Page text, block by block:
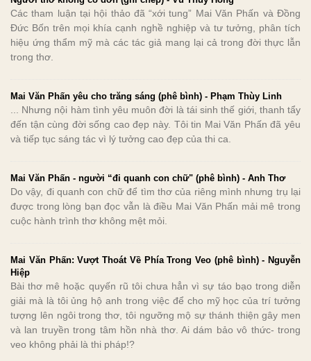
Các tham luận tại hội thảo đã “xới tung” Mai Văn Phấn và Đồng
Đức Bốn trên mọi khía cạnh nghề nghiệp và tư tưởng, phân tích
hiệu ứng thẩm mỹ mà các tác giả mang lại cả trong đời thực lẫn
trong thơ.
Mai Văn Phấn yêu cho trăng sáng (phê bình) - Phạm Thùy Linh
... Nhưng nội hàm tình yêu muôn đời là tái sinh thế giới, thanh tẩy
đến tận cùng đời sống cao đẹp này. Tôi tin Mai Văn Phấn đã yêu
và tiếp tục sáng tác vì lý tưởng cao đẹp của thi ca.
Mai Văn Phấn - người “đi quanh con chữ" (phê bình) - Anh Thơ
Do vậy, đi quanh con chữ để tìm thơ của riêng mình nhưng trụ lại
được trong lòng bạn đọc vẫn là điều Mai Văn Phấn mải mê trong
cuộc hành trình thơ không mệt mỏi.
Mai Văn Phấn: Vượt Thoát Về Phía Trong Veo (phê bình) - Nguyễn
Hiệp
Bài thơ mê hoặc quyến rũ tôi chưa hẳn vì sự táo bạo trong diễn
giải mà là tôi ủng hộ anh trong việc để cho mỹ học của trí tưởng
tượng lên ngôi trong thơ, tôi ngưỡng mộ sự thánh thiện gây men
và lan truyền trong tâm hồn nhà thơ. Ai dám bảo vô thức- trong
veo không phải là thi pháp!?